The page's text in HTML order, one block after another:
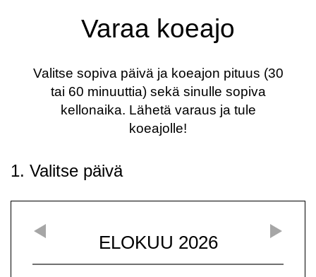
Varaa koeajo
Valitse sopiva päivä ja koeajon pituus (30
tai 60 minuuttia) sekä sinulle sopiva
kellonaika. Lähetä varaus ja tule
koeajolle!
1. Valitse päivä
ELOKUU 2026